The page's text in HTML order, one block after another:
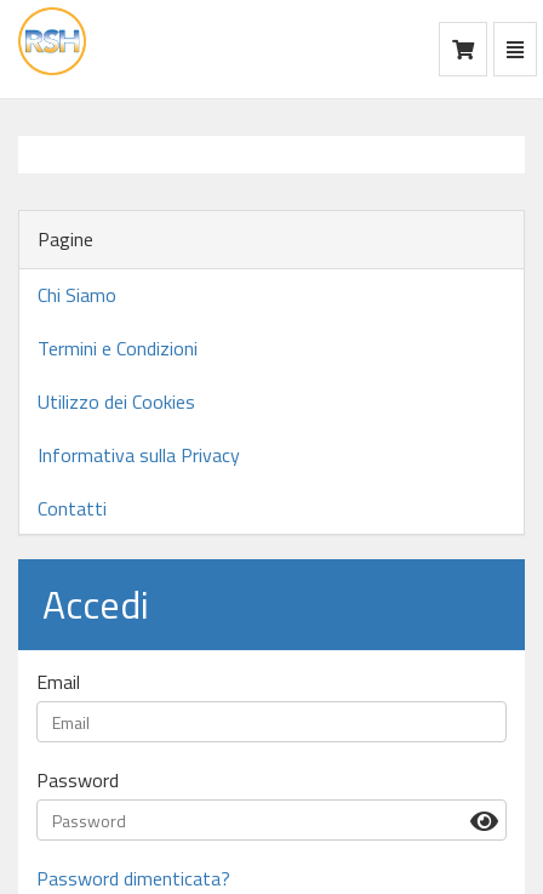
vai
alla
Pagine
Chi Siamo
Termini e Condizioni
Utilizzo dei Cookies
Informativa sulla Privacy
Contatti
Accedi
Email
Password
Password dimenticata?